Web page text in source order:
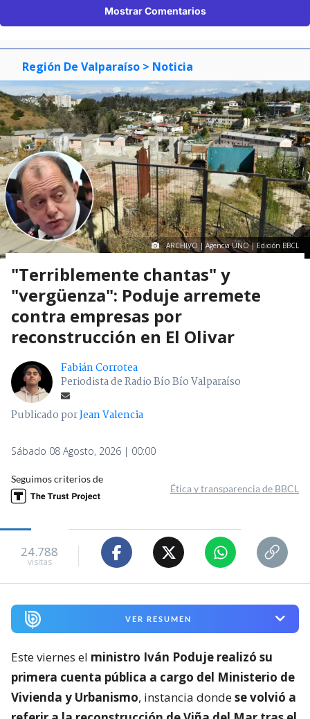
Mostrar Comentarios
Región De Valparaíso > Noticia
ARCHIVO | Agencia UNO | Edición BBCL
"Terriblemente chantas" y
"vergüenza": Poduje arremete
contra empresas por
reconstrucción en El Olivar
Fabián Corrotea
Periodista de Radio Bío Bío Valparaíso
Publicado porJean Valencia
Sábado 08 Agosto, 2026 | 00:00
Seguimos criterios de
Ética y transparencia de BBCL
24.788
visitas
VER RESUMEN
Este viernes el ministro Iván Poduje realizó su
primera cuenta pública a cargo del Ministerio de
Vivienda y Urbanismo, instancia dondese volvió a